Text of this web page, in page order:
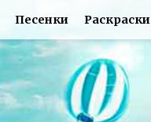
Песенки Раскраски